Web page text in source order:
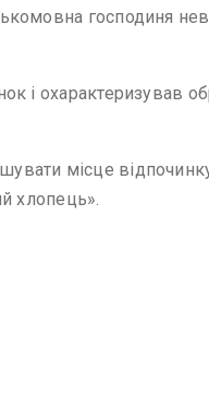
господиня
і охарактеризував
місце
хлопець».